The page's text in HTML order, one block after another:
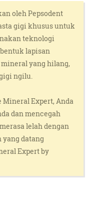
oleh Pepsodent
gigi khusus untuk
teknologi
lapisan
yang hilang,
ngilu.
Expert, Anda
dan mencegah
lelah dengan
datang
Expert by